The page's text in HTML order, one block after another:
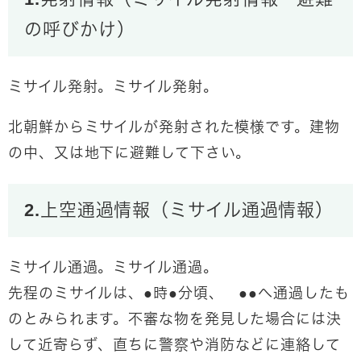
の呼びかけ）
ミサイル発射。ミサイル発射。
北朝鮮からミサイルが発射された模様です。 建物
の中、又は地下に避難して下さい。
2.上空通過情報（ミサイル通過情報）
ミサイル通過。ミサイル通過。
先程のミサイルは、●時●分頃、 ●●へ通過したも
のとみられます。不審な物を発見した場合には決
して近寄らず、直ちに警察や消防などに連絡して